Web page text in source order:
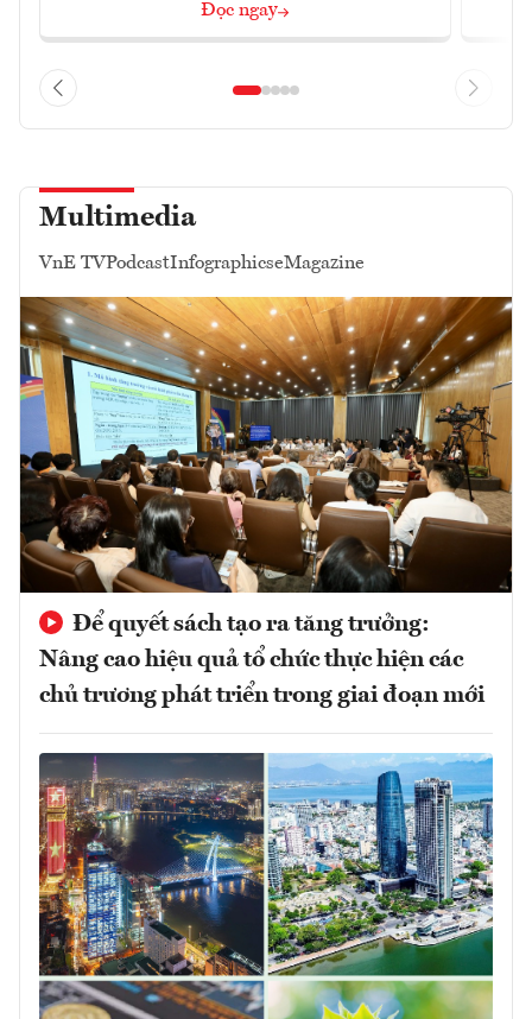
Đọc ngay
Multimedia
VnE TVPodcastInfographicseMagazine
Để quyết sách tạo ra tăng trưởng:
Nâng cao hiệu quả tổ chức thực hiện các
chủ trương phát triển trong giai đoạn mới